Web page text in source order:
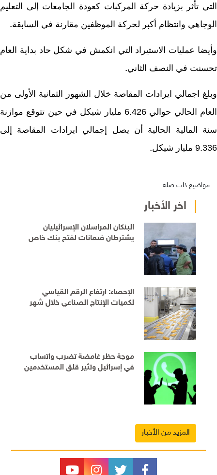
تأثر بزيادة حركة المركبات كعودة الجامعات إلى التعليم
وانتظام أكبر لحركة الموظفين مقارنة في السابقة.
عمليات الاستيراد التي انكمش في شكل حاد بداية العام
في النصف الثاني.
اجمالي ايرادات المقاصة خلال الشهور الثمانية الأولى من
العام الحالي حوالي 6.426 مليار شيكل في حين تتوقع موازنة
المالية الحالية أن يصل إجمالي ايرادات المقاصة إلى
شيكل
.
مواضيع ذات صلة
اخر الأخبار
البنكان المراسلان الإسرائيليان
يشترطان ضمانات لفتح بنك خاص
الإحصاء: ارتفاع الرقم القياسي
لكميات الإنتاج الصناعي خلال شهر
موجة حظر غامضة تضرب واتساب
في إسرائيل وتثير قلق المستخدمين
المزيد من الأخبار